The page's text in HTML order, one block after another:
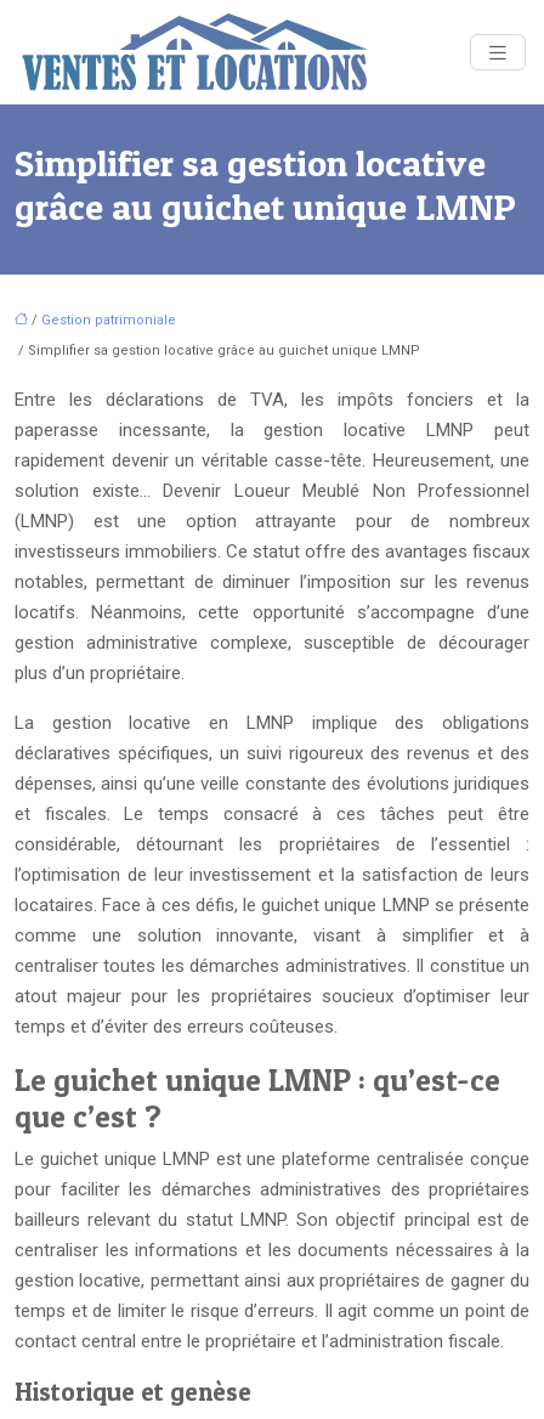
Simplifier sa gestion locative
grâce au guichet unique LMNP
/ Gestion patrimoniale
/ Simplifier sa gestion locative grâce au guichet unique LMNP
Entre les déclarations de TVA, les impôts fonciers et la
paperasse incessante, la gestion locative LMNP peut
rapidement devenir un véritable casse-tête. Heureusement, une
solution existe… Devenir Loueur Meublé Non Professionnel
(LMNP) est une option attrayante pour de nombreux
investisseurs immobiliers. Ce statut offre des avantages fiscaux
notables, permettant de diminuer l’imposition sur les revenus
locatifs. Néanmoins, cette opportunité s’accompagne d’une
gestion administrative complexe, susceptible de décourager
plus d’un propriétaire.
La gestion locative en LMNP implique des obligations
déclaratives spécifiques, un suivi rigoureux des revenus et des
dépenses, ainsi qu’une veille constante des évolutions juridiques
et fiscales. Le temps consacré à ces tâches peut être
considérable, détournant les propriétaires de l’essentiel :
l’optimisation de leur investissement et la satisfaction de leurs
locataires. Face à ces défis, le guichet unique LMNP se présente
comme une solution innovante, visant à simplifier et à
centraliser toutes les démarches administratives. Il constitue un
atout majeur pour les propriétaires soucieux d’optimiser leur
temps et d’éviter des erreurs coûteuses.
Le guichet unique LMNP : qu’est-ce
que c’est ?
Le guichet unique LMNP est une plateforme centralisée conçue
pour faciliter les démarches administratives des propriétaires
bailleurs relevant du statut LMNP. Son objectif principal est de
centraliser les informations et les documents nécessaires à la
gestion locative, permettant ainsi aux propriétaires de gagner du
temps et de limiter le risque d’erreurs. Il agit comme un point de
contact central entre le propriétaire et l’administration fiscale.
Historique et genèse